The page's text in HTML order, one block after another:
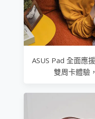
ASUS Pad 全面應
雙周卡體驗